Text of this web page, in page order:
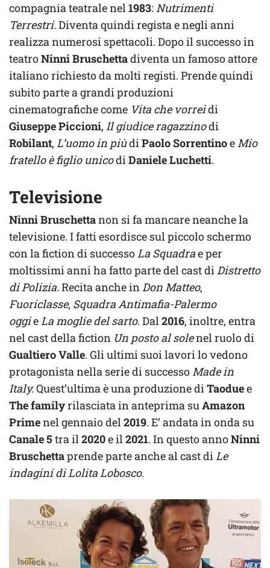
compagnia teatrale nel1983: Nutrimenti
Terrestri.Diventa quindi regista e negli anni
realizza numerosi spettacoli. Dopo il successo in
teatroNinni Bruschettadiventa un famoso attore
italiano richiesto da molti registi. Prende quindi
subito parte a grandi produzioni
cinematografiche come Vita che vorreidi
Giuseppe Piccioni, Il giudice ragazzinodi
Robilant, L’uomo in piùdiPaolo Sorrentinoe Mio
fratello è figlio unicodiDaniele Luchetti.
Televisione
Ninni Bruschettanon si fa mancare neanche la
televisione. I fatti esordisce sul piccolo schermo
con la fiction di successoLa Squadrae per
moltissimi anni ha fatto parte del cast diDistretto
di Polizia.Recita anche inDon Matteo,
Fuoriclasse, Squadra Antimafia-Palermo
oggieLa moglie del sarto. Dal2016, inoltre, entra
nel cast della fiction Un posto al solenel ruolo di
Gualtiero Valle. Gli ultimi suoi lavori lo vedono
protagonista nella serie di successo Made in
Italy.Quest’ultima è una produzione diTaoduee
The familyrilasciata in anteprima suAmazon
Primenel gennaio del2019. E’ andata in onda su
Canale 5 tra il2020e il2021. In questo annoNinni
Bruschettaprende parte anche al cast diLe
indagini di Lolita Lobosco.